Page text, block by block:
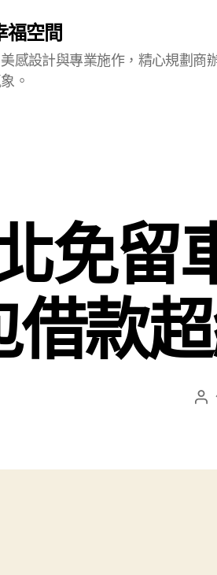
福空間
感設計與專業施作，精心規劃商
。
免留
借款
文